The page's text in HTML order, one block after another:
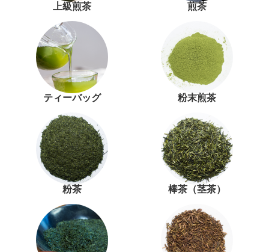
上級煎茶 煎茶
ティーバッグ 粉末煎茶
粉茶 棒茶（茎茶）